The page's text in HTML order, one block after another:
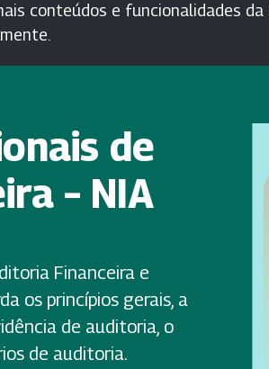
conteúdos e funcionalidades da
de
– NIA
Financeira e
os princípios gerais, a
de auditoria, o
de auditoria.